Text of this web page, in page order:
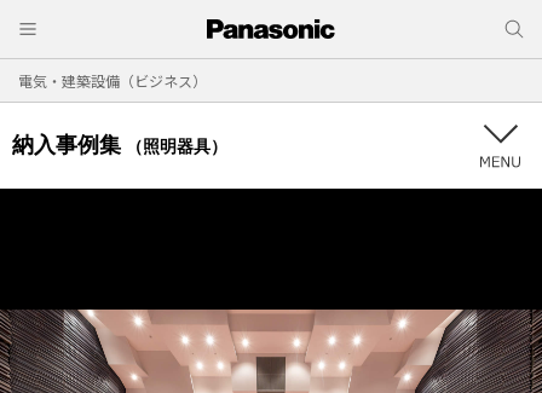
電気・建築設備（ビジネス）
納入事例集 （照明器具）